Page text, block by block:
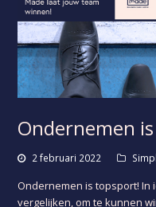
Ondernemen
2 februari 2022
Ondernemen is topsport! In
vergelijken, om te kunnen